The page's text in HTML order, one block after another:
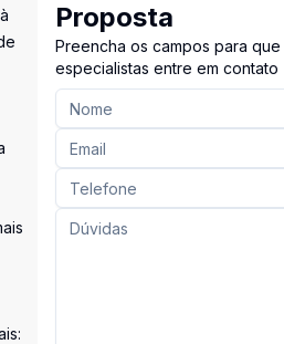
Proposta
Preencha os campos para
especialistas entre em contato